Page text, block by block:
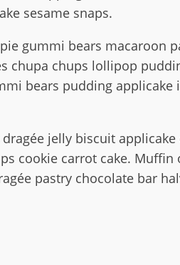
sesame snaps.
gummi bears macaroon
chups lollipop
bears pudding applicake
jelly biscuit
cookie carrot cake. Muffin
pastry chocolate bar